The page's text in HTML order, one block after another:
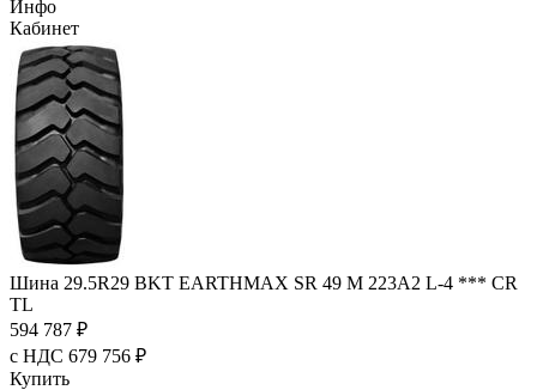
Инфо
Кабинет
Шина 29.5R29 BKT EARTHMAX SR 49 M 223A2 L-4 *** CR
TL
594 787 ₽
с НДС 679 756 ₽
Купить